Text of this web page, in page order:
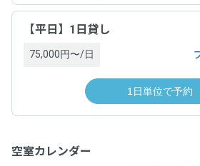
【平日】1日貸し
75,000円〜/日
1日単位で予約
空室カレンダー